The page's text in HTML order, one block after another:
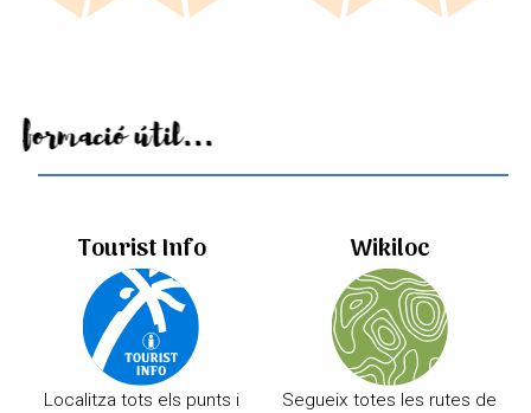
Informació útil...
Tourist Info
Localitza tots els punts i
Wikiloc
Segueix totes les rutes de